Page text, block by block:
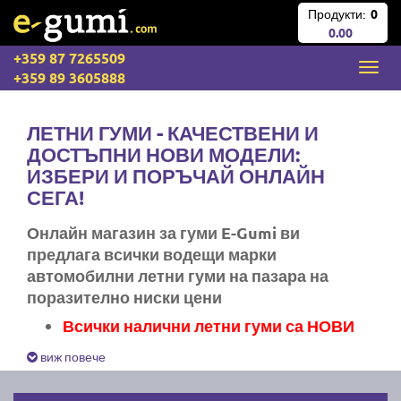
Продукти: 0
0.00
+359 87 7265509
+359 89 3605888
ЛЕТНИ ГУМИ - КАЧЕСТВЕНИ И
ДОСТЪПНИ НОВИ МОДЕЛИ:
ИЗБЕРИ И ПОРЪЧАЙ ОНЛАЙН
СЕГА!
Онлайн магазин за гуми E-Gumi ви
предлага всички водещи марки
автомобилни летни гуми на пазара на
поразително ниски цени
Всички налични летни гуми са НОВИ
Експресна доставка за цяла България
Ние не изпращаме стари гуми
виж повече